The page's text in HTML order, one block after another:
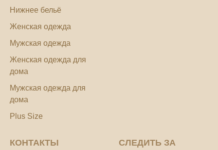
Нижнее бельё
Женская одежда
Мужская одежда
Женская одежда для
дома
Мужская одежда для
дома
Plus Size
КОНТАКТЫ
СЛЕДИТЬ ЗА